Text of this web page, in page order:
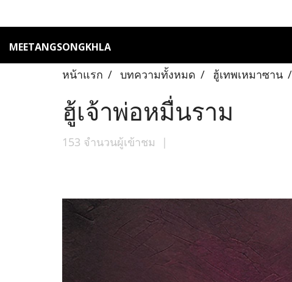
MEETANGSONGKHLA
หน้าแรก บทความทั้งหมด ฮู้เทพเหมาซาน
ฮู้เจ้าพ่อหมื่นราม
153 จำนวนผู้เข้าชม |